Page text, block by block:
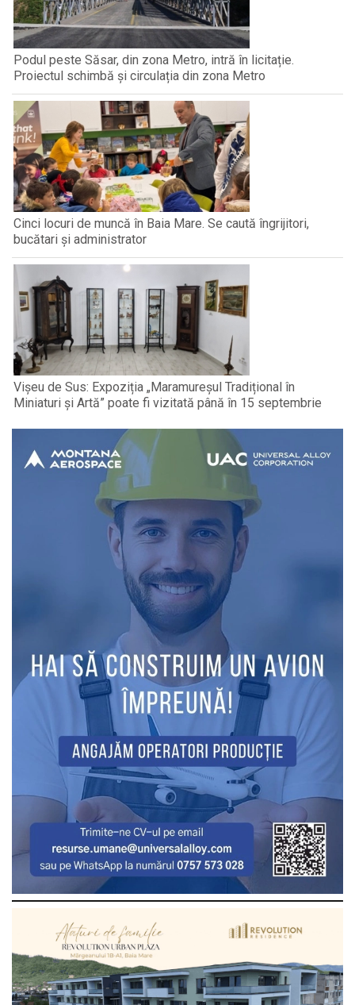
Podul peste Săsar, din zona Metro, intră în licitație.
Proiectul schimbă și circulația din zona Metro
Cinci locuri de muncă în Baia Mare. Se caută îngrijitori,
bucătari și administrator
Vișeu de Sus: Expoziția „Maramureșul Tradițional în
Miniaturi și Artă” poate fi vizitată până în 15 septembrie